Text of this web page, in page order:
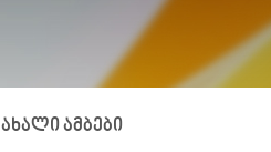
ახალი ამბები